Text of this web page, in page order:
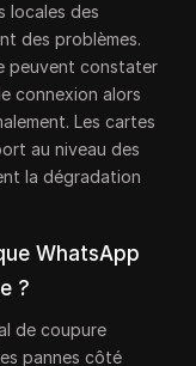
locales des
des problèmes.
peuvent constater
connexion alors
Les cartes
au niveau des
la dégradation
WhatsApp
?
de coupure
pannes côté